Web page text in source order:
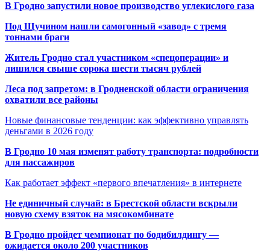
В Гродно запустили новое производство углекислого газа
Под Щучином нашли самогонный «завод» с тремя
тоннами браги
Житель Гродно стал участником «спецоперации» и
лишился свыше сорока шести тысяч рублей
Леса под запретом: в Гродненской области ограничения
охватили все районы
Новые финансовые тенденции: как эффективно управлять
деньгами в 2026 году
В Гродно 10 мая изменят работу транспорта: подробности
для пассажиров
Как работает эффект «первого впечатления» в интернете
Не единичный случай: в Брестской области вскрыли
новую схему взяток на мясокомбинате
В Гродно пройдет чемпионат по бодибилдингу —
ожидается около 200 участников